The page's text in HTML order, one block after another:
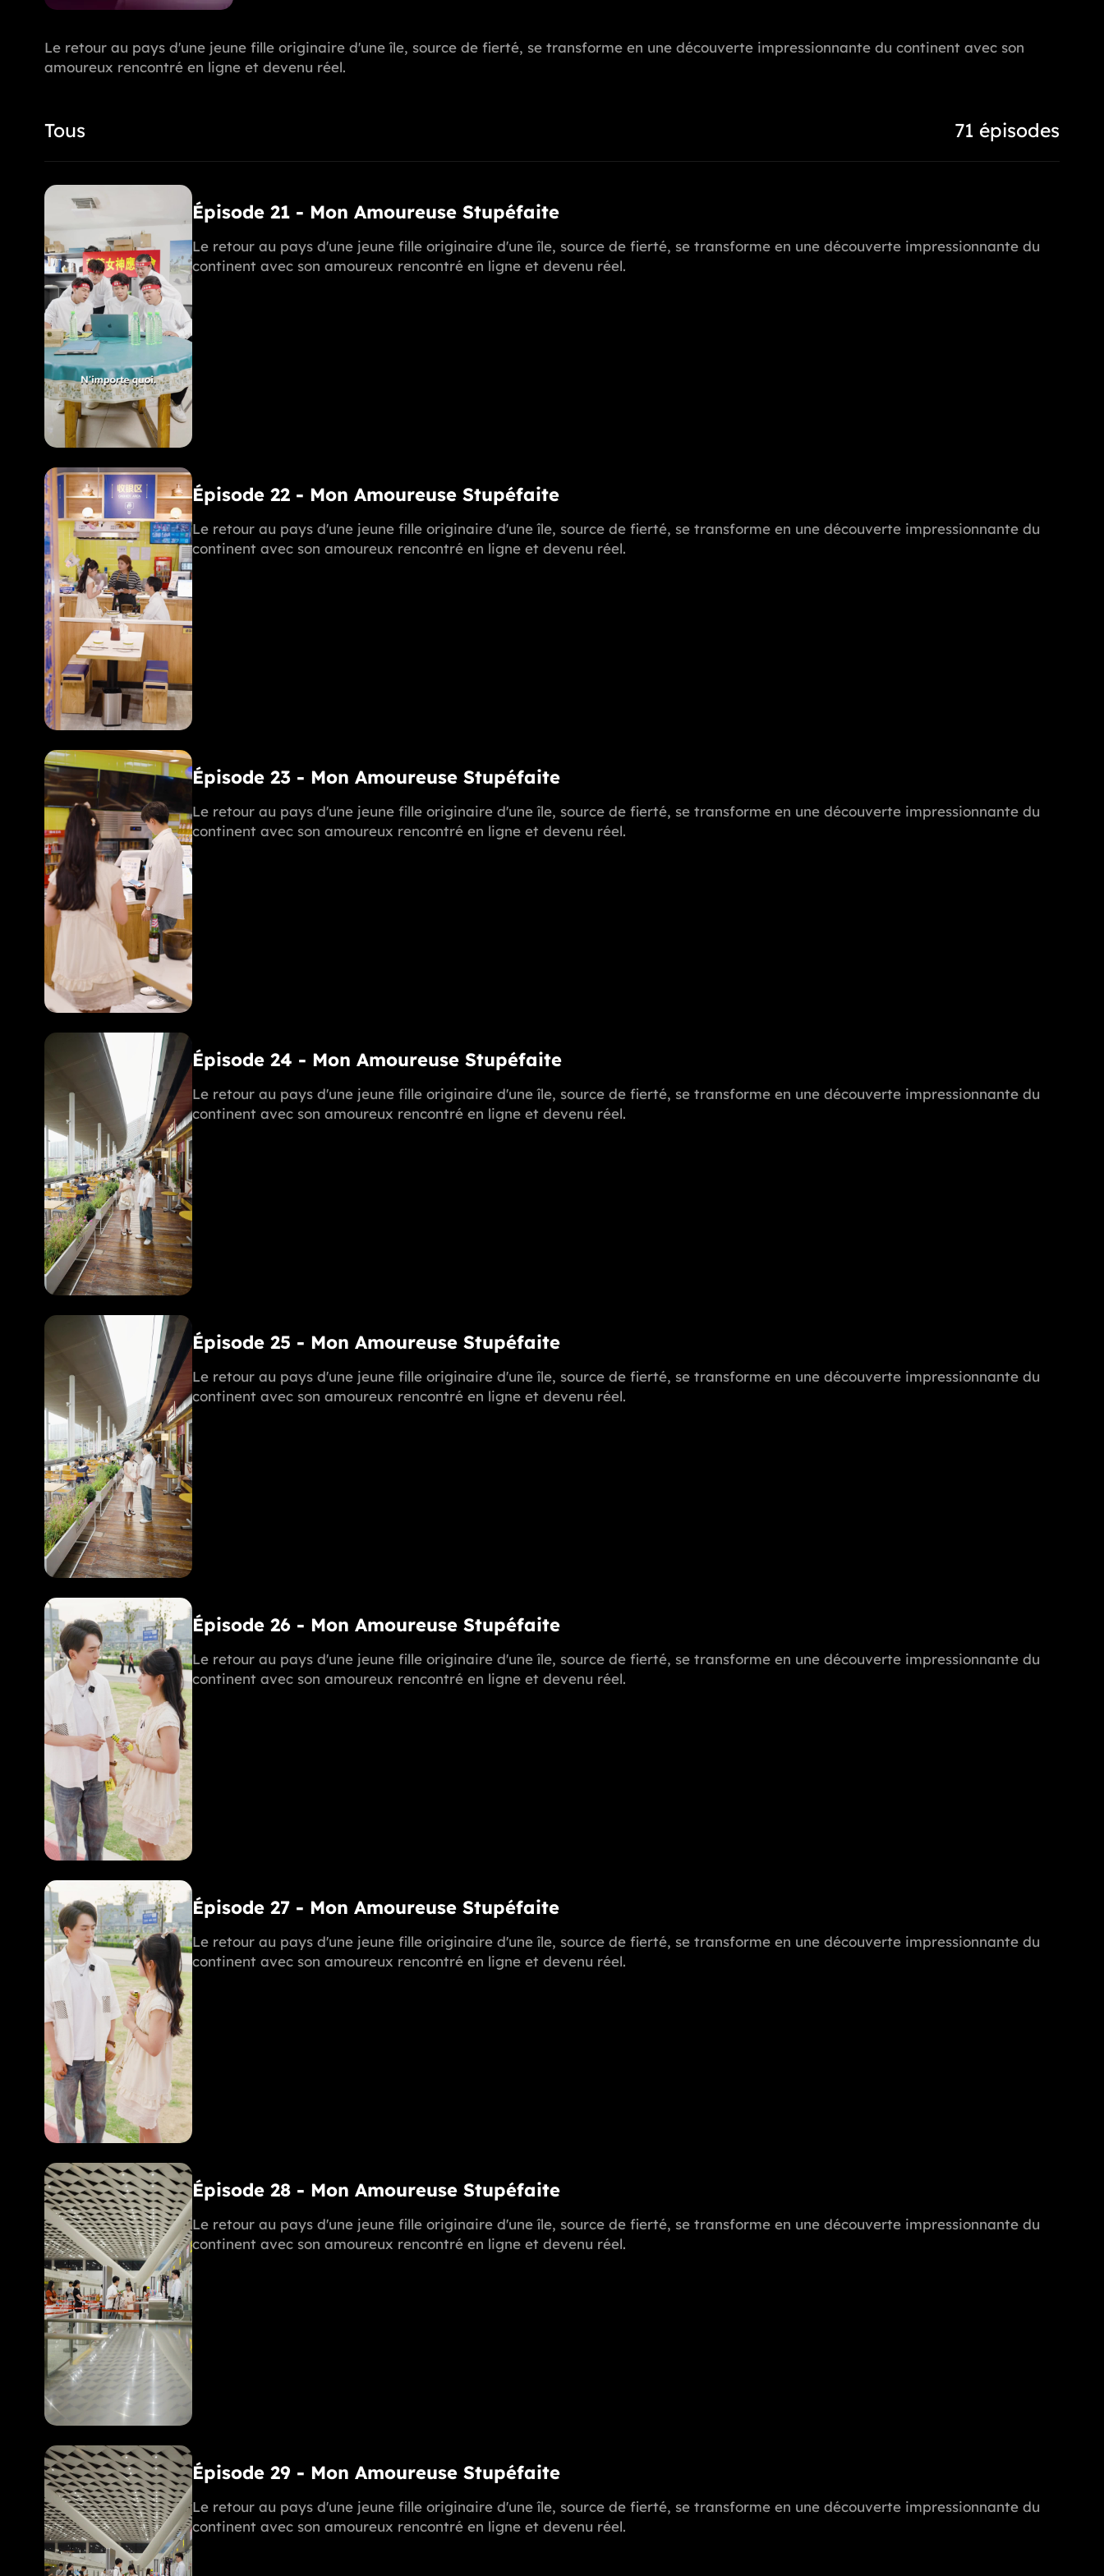
Le retour au pays d'une jeune fille originaire d'une île, source de fierté, se transforme en une découverte impressionnante du continent avec son
amoureux rencontré en ligne et devenu réel.
Tous 71 épisodes
Épisode 21 - Mon Amoureuse Stupéfaite
Le retour au pays d'une jeune fille originaire d'une île, source de fierté, se transforme en une découverte impressionnante du
continent avec son amoureux rencontré en ligne et devenu réel.
Épisode 22 - Mon Amoureuse Stupéfaite
Le retour au pays d'une jeune fille originaire d'une île, source de fierté, se transforme en une découverte impressionnante du
continent avec son amoureux rencontré en ligne et devenu réel.
Épisode 23 - Mon Amoureuse Stupéfaite
Le retour au pays d'une jeune fille originaire d'une île, source de fierté, se transforme en une découverte impressionnante du
continent avec son amoureux rencontré en ligne et devenu réel.
Épisode 24 - Mon Amoureuse Stupéfaite
Le retour au pays d'une jeune fille originaire d'une île, source de fierté, se transforme en une découverte impressionnante du
continent avec son amoureux rencontré en ligne et devenu réel.
Épisode 25 - Mon Amoureuse Stupéfaite
Le retour au pays d'une jeune fille originaire d'une île, source de fierté, se transforme en une découverte impressionnante du
continent avec son amoureux rencontré en ligne et devenu réel.
Épisode 26 - Mon Amoureuse Stupéfaite
Le retour au pays d'une jeune fille originaire d'une île, source de fierté, se transforme en une découverte impressionnante du
continent avec son amoureux rencontré en ligne et devenu réel.
Épisode 27 - Mon Amoureuse Stupéfaite
Le retour au pays d'une jeune fille originaire d'une île, source de fierté, se transforme en une découverte impressionnante du
continent avec son amoureux rencontré en ligne et devenu réel.
Épisode 28 - Mon Amoureuse Stupéfaite
Le retour au pays d'une jeune fille originaire d'une île, source de fierté, se transforme en une découverte impressionnante du
continent avec son amoureux rencontré en ligne et devenu réel.
Épisode 29 - Mon Amoureuse Stupéfaite
Le retour au pays d'une jeune fille originaire d'une île, source de fierté, se transforme en une découverte impressionnante du
continent avec son amoureux rencontré en ligne et devenu réel.